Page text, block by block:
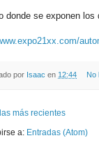
donde se exponen
por Isaac en 12:44 No
más recientes
a: Entradas (Atom)